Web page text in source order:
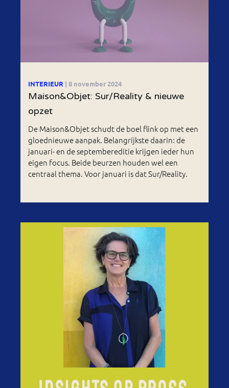
INTERIEUR | 8 november 2024
Maison&Objet: Sur/Reality & nieuwe
opzet
De Maison&Objet schudt de boel flink op met een
gloednieuwe aanpak. Belangrijkste daarin: de
januari- en de septembereditie krijgen ieder hun
eigen focus. Beide beurzen houden wel een
centraal thema. Voor januari is dat Sur/Reality.